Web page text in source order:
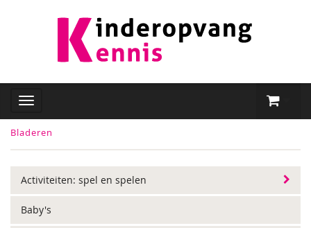
Bladeren
Activiteiten: spel en spelen
Baby's